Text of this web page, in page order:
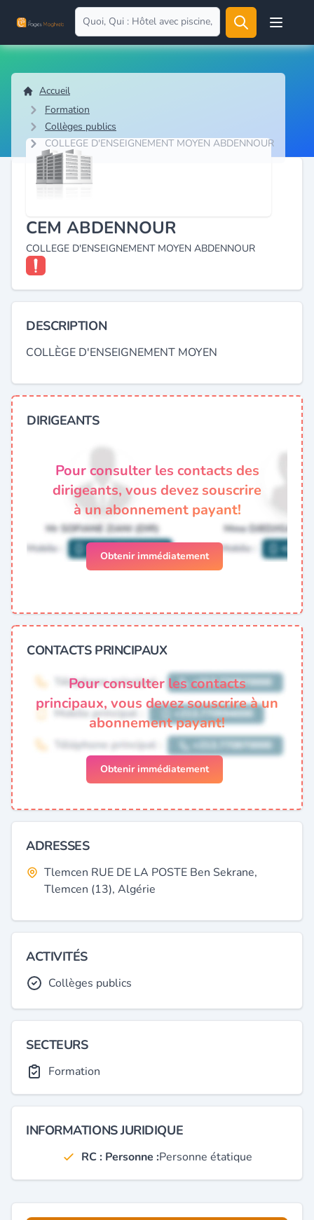
Open
Accueil
Formation
Collèges publics
COLLEGE D'ENSEIGNEMENT MOYEN ABDENNOUR
CEM ABDENNOUR
COLLEGE D'ENSEIGNEMENT MOYEN ABDENNOUR
DESCRIPTION
COLLÈGE D'ENSEIGNEMENT MOYEN
DIRIGEANTS
Pour consulter les contacts des
dirigeants, vous devez souscrire
à un abonnement payant!
Obtenir immédiatement
CONTACTS PRINCIPAUX
Pour consulter les contacts
principaux, vous devez souscrire à un
abonnement payant!
Obtenir immédiatement
ADRESSES
Tlemcen RUE DE LA POSTE Ben Sekrane,
Tlemcen (13), Algérie
ACTIVITÉS
Collèges publics
SECTEURS
Formation
INFORMATIONS JURIDIQUE
RC : Personne :Personne étatique